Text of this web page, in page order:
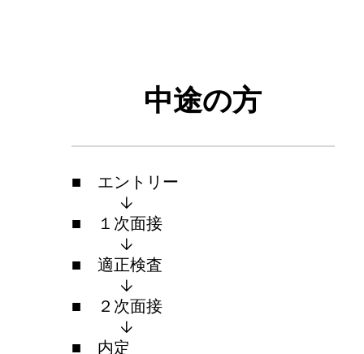
中途の方
■ エントリー
↓
■ １次面接
↓
■ 適正検査
↓
■ ２次面接
↓
■ 内定